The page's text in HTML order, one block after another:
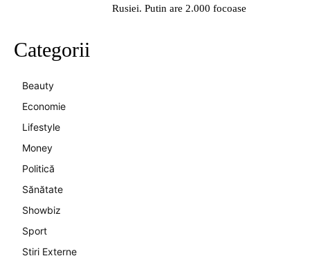
Rusiei. Putin are 2.000 focoase
Categorii
Beauty
Economie
Lifestyle
Money
Politică
Sănătate
Showbiz
Sport
Stiri Externe